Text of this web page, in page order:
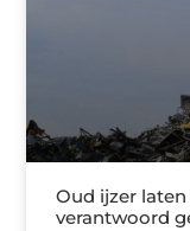
Oud ijzer
verantwoord